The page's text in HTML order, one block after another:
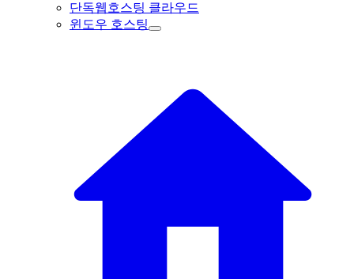
단독웹호스팅 클라우드
윈도우 호스팅